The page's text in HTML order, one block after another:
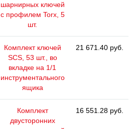
шарнирных ключей
с профилем Torx, 5
шт.
Комплект ключей
SCS, 53 шт., во
вкладке на 1/1
инструментального
ящика
21 671.40 руб.
Комплект
двусторонних
16 551.28 руб.